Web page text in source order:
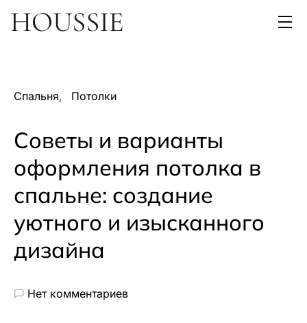
Спальня Потолки
Советы и варианты
оформления потолка в
спальне: создание
уютного и изысканного
дизайна
Нет комментариев